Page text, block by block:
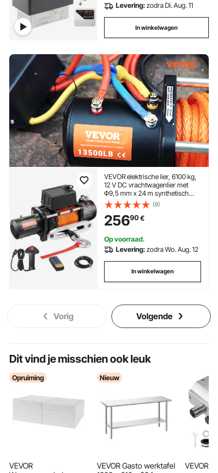
Levering:zodra Di. Aug. 11
In winkelwagen
VEVOR elektrische lier, 6100 kg,
12 V DC vrachtwagenlier met
Φ9,5 mm x 24 m synthetisch
touw, draadloze en bekabelde
afstandsbediening, voor het
slepen van SUV's, jeeps,
aanhangwagens en boten
(9)
25690€
Op voorraad.
Levering:zodra Wo. Aug. 12
In winkelwagen
Vorig Volgende
Dit vind je misschien ook leuk
Opruiming
VEVOR
Nieuw
VEVOR Gasto werktafel
VEVOR